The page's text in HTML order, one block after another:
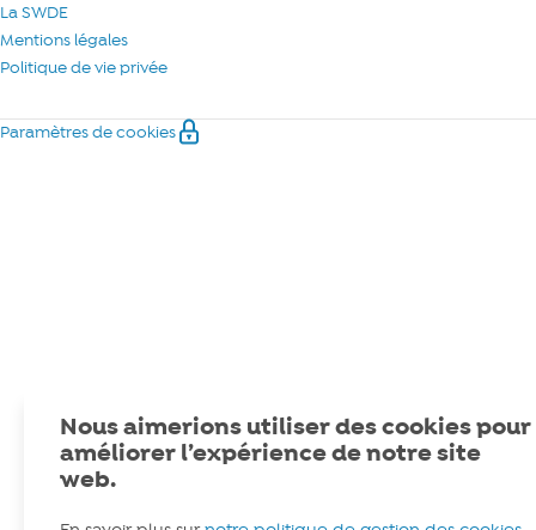
La SWDE
Mentions légales
Politique de vie privée
Paramètres de cookies
Nous aimerions utiliser des cookies pour
améliorer l’expérience de notre site
web.